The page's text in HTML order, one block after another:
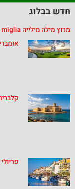
חדש בבלוג
מרוץ מילה מילייה Mille miglia
פריולי